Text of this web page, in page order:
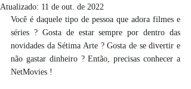
Atualizado: 11 de out. de 2022
Você é daquele tipo de pessoa que adora filmes e
séries ? Gosta de estar sempre por dentro das
novidades da Sétima Arte ? Gosta de se divertir e
não gastar dinheiro ? Então, precisas conhecer a
NetMovies !